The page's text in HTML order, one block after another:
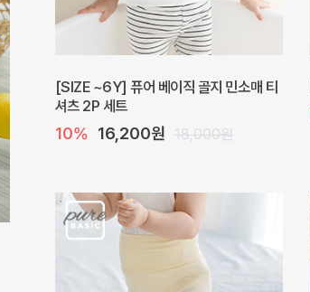
[SIZE ~6Y] 퓨어 베이직 골지 민소매 티
셔츠 2P 세트
10% 16,200원 18,000원